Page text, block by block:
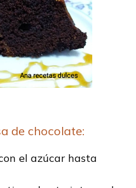
de chocolate:
el azúcar hasta